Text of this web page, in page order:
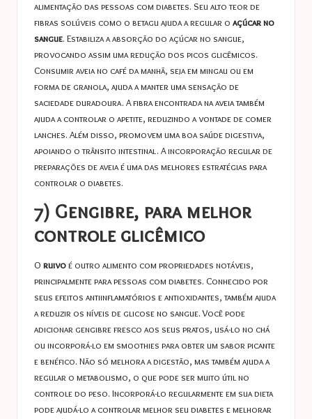
alimentação das pessoas com diabetes. Seu alto teor de
fibras solúveis como o betagu ajuda a regular o açúcar no
sangue. Estabiliza a absorção do açúcar no sangue,
provocando assim uma redução dos picos glicêmicos.
Consumir aveia no café da manhã, seja em mingau ou em
forma de granola, ajuda a manter uma sensação de
saciedade duradoura. A fibra encontrada na aveia também
ajuda a controlar o apetite, reduzindo a vontade de comer
lanches. Além disso, promovem uma boa saúde digestiva,
apoiando o trânsito intestinal. A incorporação regular de
preparações de aveia é uma das melhores estratégias para
controlar o diabetes.
7) Gengibre, para melhor
controle glicêmico
O ruivoé outro alimento com propriedades notáveis,
principalmente para pessoas com diabetes. Conhecido por
seus efeitos antiinflamatórios e antioxidantes, também ajuda
a reduzir os níveis de glicose no sangue. Você pode
adicionar gengibre fresco aos seus pratos, usá-lo no chá
ou incorporá-lo em smoothies para obter um sabor picante
e benéfico. Não só melhora a digestão, mas também ajuda a
regular o metabolismo, o que pode ser muito útil no
controle do peso. Incorporá-lo regularmente em sua dieta
pode ajudá-lo a controlar melhor seu diabetes e melhorar